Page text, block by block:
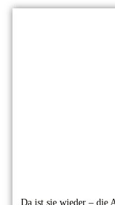
Da ist sie wieder – die